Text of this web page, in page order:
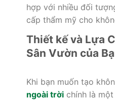
hợp với nhiều đối
cấp thẩm mỹ cho
Thiết kế và Lựa
Sân Vườn của
Khi bạn muốn tạo
ngoài trờichính là một